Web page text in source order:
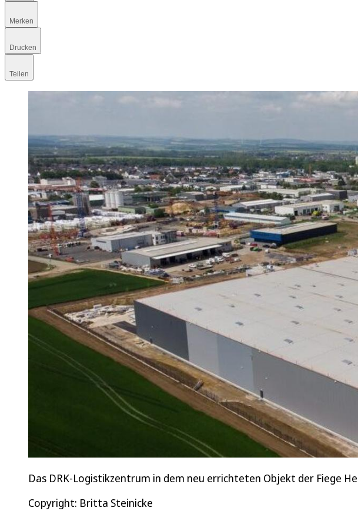
Merken
Drucken
Teilen
Das DRK-Logistikzentrum in dem neu errichteten Objekt der Fiege
Copyright: Britta Steinicke